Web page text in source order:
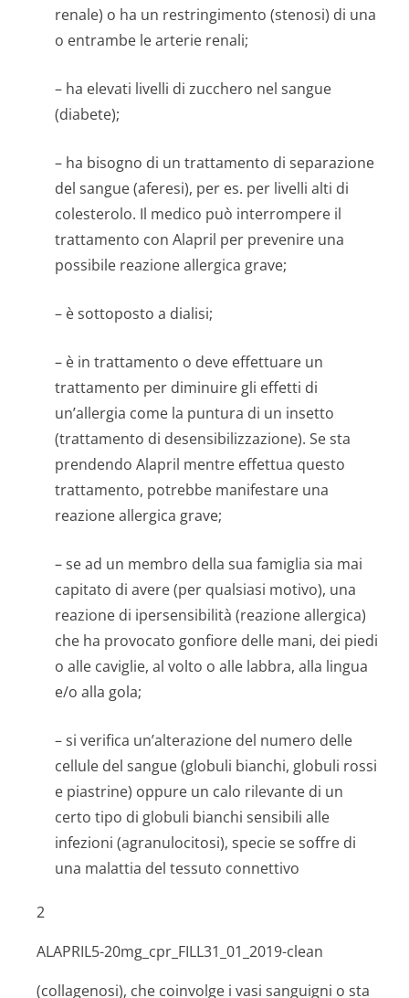
renale) o ha un restringimento (stenosi) di una
o entrambe le arterie renali;
– ha elevati livelli di zucchero nel sangue
(diabete);
– ha bisogno di un trattamento di separazione
del sangue (aferesi), per es. per livelli alti di
colesterolo. Il medico può interrompere il
trattamento con Alapril per prevenire una
possibile reazione allergica grave;
– è sottoposto a dialisi;
– è in trattamento o deve effettuare un
trattamento per diminuire gli effetti di
un’allergia come la puntura di un insetto
(trattamento di desensibilizza­zione). Se sta
prendendo Alapril mentre effettua questo
trattamento, potrebbe manifestare una
reazione allergica grave;
– se ad un membro della sua famiglia sia mai
capitato di avere (per qualsiasi motivo), una
reazione di ipersensibilità (reazione allergica)
che ha provocato gonfiore delle mani, dei piedi
o alle caviglie, al volto o alle labbra, alla lingua
e/o alla gola;
– si verifica un’alterazione del numero delle
cellule del sangue (globuli bianchi, globuli rossi
e piastrine) oppure un calo rilevante di un
certo tipo di globuli bianchi sensibili alle
infezioni (agranulocitosi), specie se soffre di
una malattia del tessuto connettivo
2
ALAPRIL5-20mg_cpr_FILL31 _01_2019-clean
(collagenosi), che coinvolge i vasi sanguigni o sta